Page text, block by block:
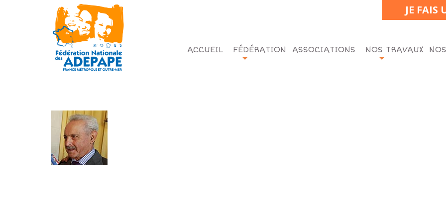
JE FAIS
ACCUEIL FÉDÉRATION ASSOCIATIONS NOS TRAVAUX